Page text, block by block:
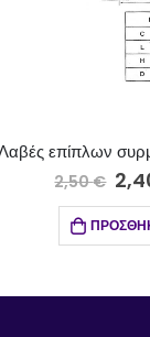
Λαβές επίπλων συρματόσχοινο ανοξείδωτο ματ 711-17/96
ΦΠΑ)